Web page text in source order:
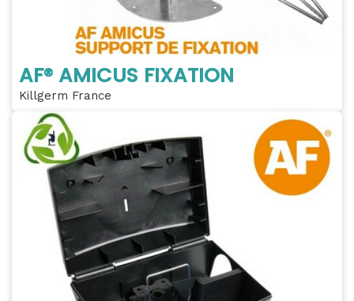
AF® AMICUS FIXATION
Killgerm France